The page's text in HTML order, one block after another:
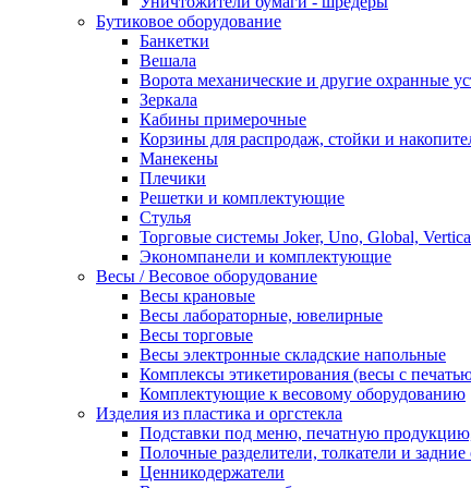
Бутиковое оборудование
Банкетки
Вешала
Ворота механические и другие охранные
Зеркала
Кабины примерочные
Корзины для распродаж, стойки и
Манекены
Плечики
Решетки и комплектующие
Стулья
Торговые системы Joker, Uno, Global,
Экономпанели и комплектующие
Весы / Весовое оборудование
Весы крановые
Весы лабораторные, ювелирные
Весы торговые
Весы электронные складские напольные
Комплексы этикетирования (весы с
Комплектующие к весовому оборудованию
Изделия из пластика и оргстекла
Подставки под меню, печатную
Полочные разделители, толкатели и
Ценникодержатели